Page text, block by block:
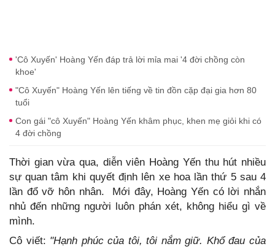
'Cô Xuyến' Hoàng Yến đáp trả lời mỉa mai '4 đời chồng còn
khoe'
"Cô Xuyến" Hoàng Yến lên tiếng về tin đồn cặp đại gia hơn 80
tuổi
Con gái "cô Xuyến" Hoàng Yến khâm phục, khen mẹ giỏi khi có
4 đời chồng
Thời gian vừa qua, diễn viên Hoàng Yến thu hút nhiều
sự quan tâm khi quyết định lên xe hoa lần thứ 5 sau 4
lần đổ vỡ hôn nhân. Mới đây, Hoàng Yến có lời nhắn
nhủ đến những người luôn phán xét, không hiểu gì về
mình.
Cô viết: "Hạnh phúc của tôi, tôi nắm giữ. Khổ đau của